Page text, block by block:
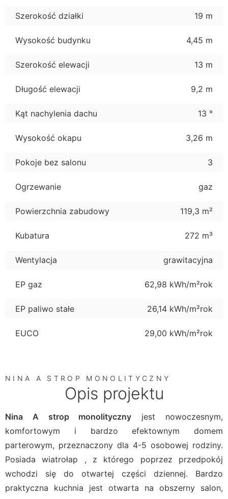
Szerokość działki 19 m
Wysokość budynku 4,45 m
Szerokość elewacji 13 m
Długość elewacji 9,2 m
Kąt nachylenia dachu 13 °
Wysokość okapu 3,26 m
Pokoje bez salonu 3
Ogrzewanie gaz
Powierzchnia zabudowy 119,3 m²
Kubatura 272 m³
Wentylacja grawitacyjna
EP gaz 62,98 kWh/m²rok
EP paliwo stałe 26,14 kWh/m²rok
EUCO 29,00 kWh/m²rok
NINA A STROP MONOLITYCZNY
Opis projektu
Nina A strop monolityczny jest nowoczesnym,
komfortowym i bardzo efektownym domem
parterowym, przeznaczony dla 4-5 osobowej rodziny.
Posiada wiatrołap , z którego poprzez przedpokój
wchodzi się do otwartej części dziennej. Bardzo
praktyczna kuchnia jest otwarta na obszerny salon,